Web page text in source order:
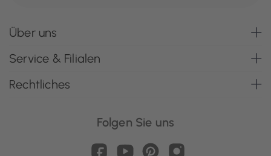
Über uns
Service & Filialen
Rechtliches
Folgen Sie uns